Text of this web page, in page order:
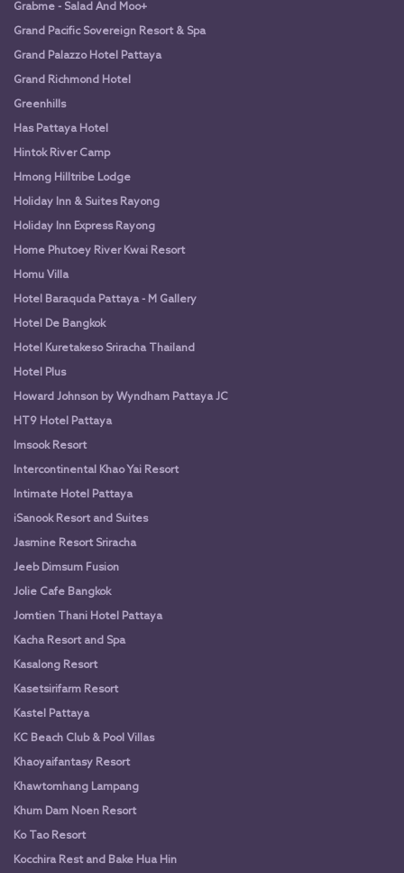
Grabme - Salad And Moo+
Grand Pacific Sovereign Resort & Spa
Grand Palazzo Hotel Pattaya
Grand Richmond Hotel
Greenhills
Has Pattaya Hotel
Hintok River Camp
Hmong Hilltribe Lodge
Holiday Inn & Suites Rayong
Holiday Inn Express Rayong
Home Phutoey River Kwai Resort
Homu Villa
Hotel Baraquda Pattaya - M Gallery
Hotel De Bangkok
Hotel Kuretakeso Sriracha Thailand
Hotel Plus
Howard Johnson by Wyndham Pattaya JC
HT9 Hotel Pattaya
Imsook Resort
Intercontinental Khao Yai Resort
Intimate Hotel Pattaya
iSanook Resort and Suites
Jasmine Resort Sriracha
Jeeb Dimsum Fusion
Jolie Cafe Bangkok
Jomtien Thani Hotel Pattaya
Kacha Resort and Spa
Kasalong Resort
Kasetsirifarm Resort
Kastel Pattaya
KC Beach Club & Pool Villas
Khaoyaifantasy Resort
Khawtomhang Lampang
Khum Dam Noen Resort
Ko Tao Resort
Kocchira Rest and Bake Hua Hin